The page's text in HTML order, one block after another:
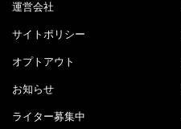
運営会社
サイトポリシー
オプトアウト
お知らせ
ライター募集中